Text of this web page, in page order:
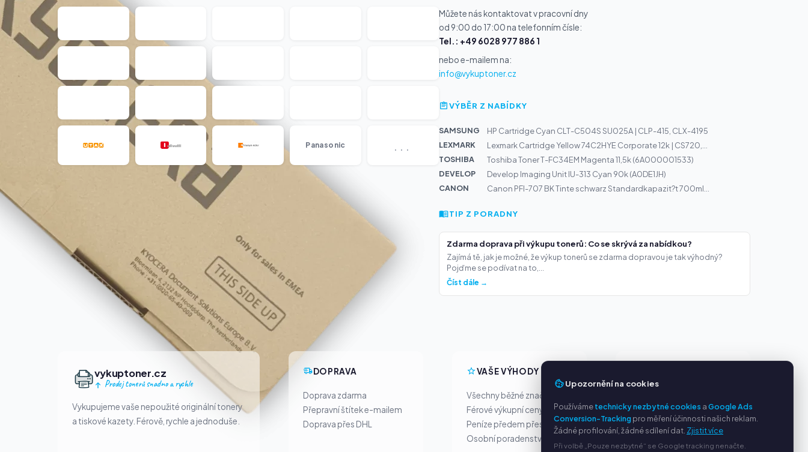
Panasonic ...
Můžete nás kontaktovat v pracovní dny
od 9:00 do 17:00 na telefonním čísle:
Tel.: +49 6028 977 886 1
nebo e-mailem na:
info@vykuptoner.cz
VÝBĚR Z NABÍDKY
SAMSUNG
HP Cartridge Cyan CLT-C504S SU025A | CLP-415, CLX-4195
LEXMARK
Lexmark Cartridge Yellow 74C2HYE Corporate 12k | CS720,...
TOSHIBA
Toshiba Toner T-FC34EM Magenta 11,5k (6A000001533)
DEVELOP
Develop Imaging Unit IU-313 Cyan 90k (A0DE1JH)
CANON
Canon PFI-707 BK Tinte schwarz Standardkapazit?t 700ml...
TIP Z PORADNY
Zdarma doprava při výkupu tonerů: Co se skrývá za nabídkou?
Zajímá tě, jak je možné, že výkup tonerů se zdarma dopravou je tak výhodný?
Pojďme se podívat na to,...
Číst dále →
vykuptoner.cz
Prodej tonerů snadno a rychle
Vykupujeme vaše nepoužité originální tonery
a tiskové kazety. Férově, rychle a jednoduše.
DOPRAVA
Doprava zdarma
Přepravní štítek e-mailem
Doprava přes DHL
VAŠE VÝHODY
Všechny běžné značky
Férové výkupní ceny
Peníze předem přes PayPal
Osobní poradenství
Ochrana osobních údajů
Kontakt / Právní informace
Časté dotazy (FAQ)
Upozornění na cookies
Používámetechnicky nezbytné cookies aGoogle Ads
Conversion-Trackingpro měření účinnosti našich reklam.
Žádné profilování, žádné sdílení dat. Zjistit více
Při volbě „Pouze nezbytné“ se Google tracking nenačte.